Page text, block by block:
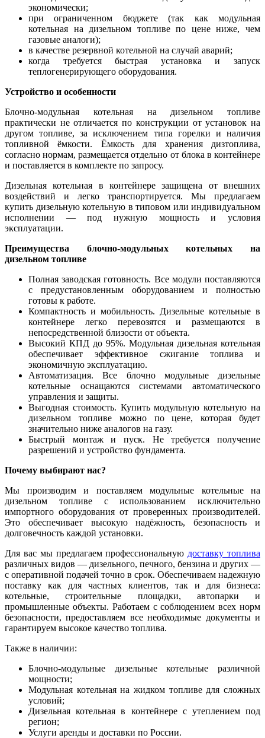
экономически;
при ограниченном бюджете (так как модульная
котельная на дизельном топливе по цене ниже, чем
газовые аналоги);
в качестве резервной котельной на случай аварий;
когда требуется быстрая установка и запуск
теплогенерирующего оборудования.
Устройство и особенности
Блочно-модульная котельная на дизельном топливе
практически не отличается по конструкции от установок на
другом топливе, за исключением типа горелки и наличия
топливной ёмкости. Ёмкость для хранения дизтоплива,
согласно нормам, размещается отдельно от блока в контейнере
и поставляется в комплекте по запросу.
Дизельная котельная в контейнере защищена от внешних
воздействий и легко транспортируется. Мы предлагаем
купить дизельную котельную в типовом или индивидуальном
исполнении — под нужную мощность и условия
эксплуатации.
Преимущества блочно-модульных котельных на
дизельном топливе
Полная заводская готовность. Все модули поставляются
с предустановленным оборудованием и полностью
готовы к работе.
Компактность и мобильность. Дизельные котельные в
контейнере легко перевозятся и размещаются в
непосредственной близости от объекта.
Высокий КПД до 95%. Модульная дизельная котельная
обеспечивает эффективное сжигание топлива и
экономичную эксплуатацию.
Автоматизация. Все блочно модульные дизельные
котельные оснащаются системами автоматического
управления и защиты.
Выгодная стоимость. Купить модульную котельную на
дизельном топливе можно по цене, которая будет
значительно ниже аналогов на газу.
Быстрый монтаж и пуск. Не требуется получение
разрешений и устройство фундамента.
Почему выбирают нас?
Мы производим и поставляем модульные котельные на
дизельном топливе с использованием исключительно
импортного оборудования от проверенных производителей.
Это обеспечивает высокую надёжность, безопасность и
долговечность каждой установки.
Для вас мы предлагаем профессиональную доставку топлива
различных видов — дизельного, печного, бензина и других —
с оперативной подачей точно в срок. Обеспечиваем надежную
поставку как для частных клиентов, так и для бизнеса:
котельные, строительные площадки, автопарки и
промышленные объекты. Работаем с соблюдением всех норм
безопасности, предоставляем все необходимые документы и
гарантируем высокое качество топлива.
Также в наличии:
Блочно-модульные дизельные котельные различной
мощности;
Модульная котельная на жидком топливе для сложных
условий;
Дизельная котельная в контейнере с утеплением под
регион;
Услуги аренды и доставки по России.